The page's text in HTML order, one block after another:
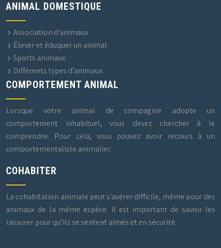
ANIMAL DOMESTIQUE
Association d’animaux
Élever et éduquer un animal
Sports animaux
Différents types d’animaux
COMPORTEMENT ANIMAL
Lorsque votre animal de compagnie adopte un
comportement inhabituel, vous devez chercher à le
comprendre. Pour cela, vous pouvez avoir recours à un
comportementaliste animalier.
COHABITER
La cohabitation animale peut s’avérer difficile, même pour des
animaux de la même espèce. Il est important de savoir les
rassurer pour qu’ils se sentent aimés et en sécurité.